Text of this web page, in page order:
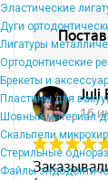
Эластические
Дуги
Лигатуры
Ортодонтические
Брекеты и
Пластины для
Шовный материал
Скальпели
Стерильные
Файлы